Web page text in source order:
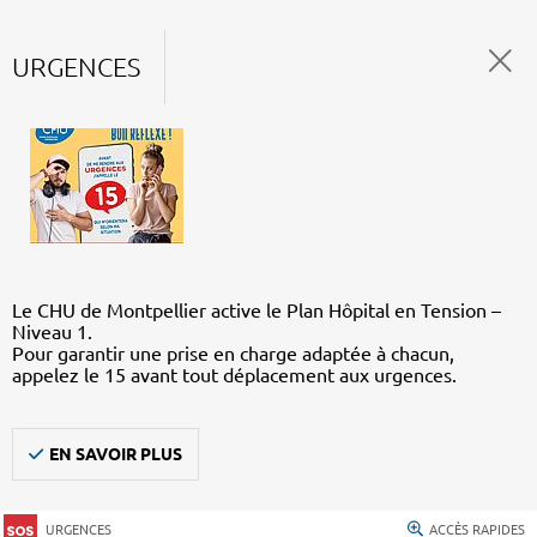
URGENCES
Le CHU de Montpellier active le Plan Hôpital en Tension –
Niveau 1.
Pour garantir une prise en charge adaptée à chacun,
appelez le 15 avant tout déplacement aux urgences.
EN SAVOIR PLUS
URGENCES ACCÈS RAPIDES